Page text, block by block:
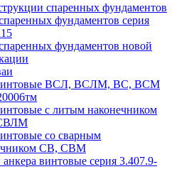
спаренных фундаментов
фундаментов серия
фундаментов новой
ВСЛ, ВСЛМ, ВС, ВСМ
с литым наконечником
со сварным
СВ, СВМ
винтовые серия 3.407.9-